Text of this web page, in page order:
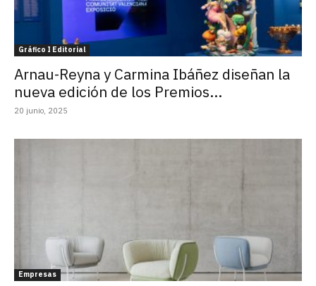
Gráfico I Editorial
Arnau-Reyna y Carmina Ibáñez diseñan la
nueva edición de los Premios...
20 junio, 2025
Empresas